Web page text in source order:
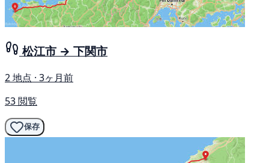
松江市 → 下関市
2 地点 · 3ヶ月前
53 閲覧
保存